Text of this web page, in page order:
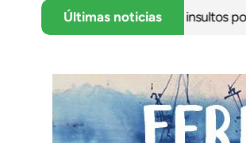
Últimas noticias
una campaña de insultos por un cartel